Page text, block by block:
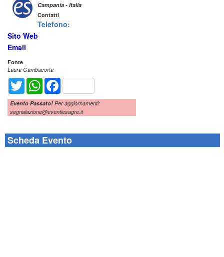
Campania - Italia
Contatti
Telefono:
Sito Web
Email
Fonte
Laura Gambacorta
Twitter WhatsAppFacebook
Evento Passato! Per aggiornamenti:
segnalazione@eventiesagre.it
Scheda Evento